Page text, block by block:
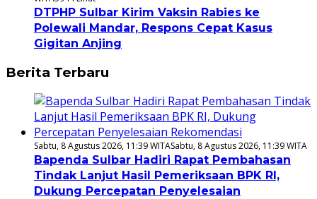
DTPHP Sulbar Kirim Vaksin Rabies ke
Polewali Mandar, Respons Cepat Kasus
Gigitan Anjing
Berita Terbaru
Sabtu, 8 Agustus 2026, 11:39 WITASabtu, 8 Agustus 2026, 11:39 WITA
Bapenda Sulbar Hadiri Rapat Pembahasan
Tindak Lanjut Hasil Pemeriksaan BPK RI,
Dukung Percepatan Penyelesaian